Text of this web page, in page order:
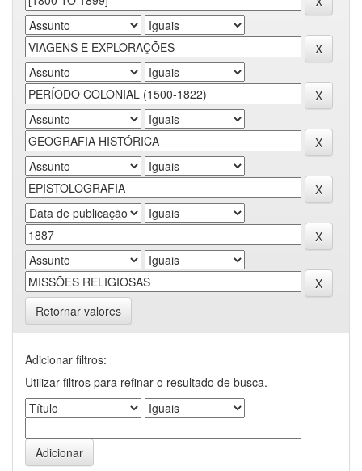
Retornar valores
Adicionar filtros:
Utilizar filtros para refinar o resultado de busca.